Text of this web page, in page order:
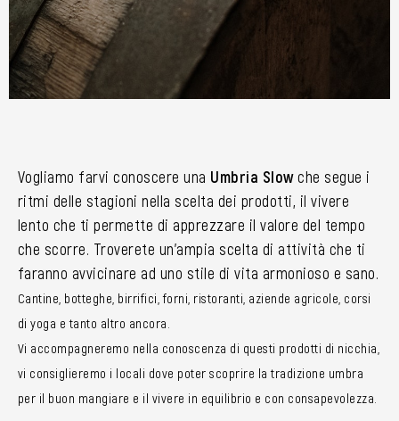
Vogliamo farvi conoscere una Umbria Slowche segue i
ritmi delle stagioni nella scelta dei prodotti, il vivere
lento che ti permette di apprezzare il valore del tempo
che scorre. Troverete un’ampia scelta di attività che ti
faranno avvicinare ad uno stile di vita armonioso e sano.
Cantine, botteghe, birrifici, forni, ristoranti, aziende agricole, corsi
di yoga e tanto altro ancora.
Vi accompagneremo nella conoscenza di questi prodotti di nicchia,
vi consiglieremo i locali dove poter scoprire la tradizione umbra
per il buon mangiare e il vivere in equilibrio e con consapevolezza.